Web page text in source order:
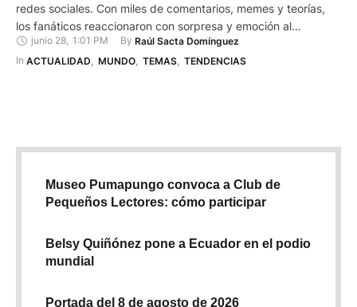
redes sociales. Con miles de comentarios, memes y teorías,
los fanáticos reaccionaron con sorpresa y emoción al
descubrir que Marge Simpson, la matriarca de Springfield,
aparentemente había fallecido. En el episodio final de la
junio 28, 1:01 PM By Raúl Sacta Domínguez
In ACTUALIDAD MUNDO, TEMAS, TENDENCIAS
Museo Pumapungo convoca a Club de
Pequeños Lectores: cómo participar
Belsy Quiñónez pone a Ecuador en el podio
mundial
Portada del 8 de agosto de 2026